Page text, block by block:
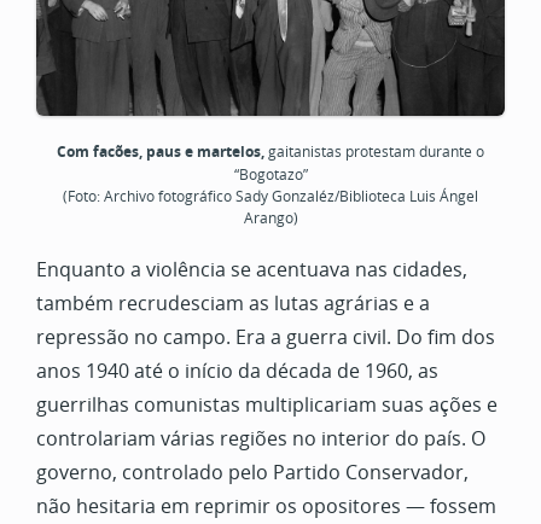
Com facões, paus e martelos,gaitanistas protestam durante o
“Bogotazo”
(Foto: Archivo fotográfico Sady Gonzaléz/Biblioteca Luis Ángel
Arango)
Enquanto a violência se acentuava nas cidades,
também recrudesciam as lutas agrárias e a
repressão no campo. Era a guerra civil. Do fim dos
anos 1940 até o início da década de 1960, as
guerrilhas comunistas multiplicariam suas ações e
controlariam várias regiões no interior do país. O
governo, controlado pelo Partido Conservador,
não hesitaria em reprimir os opositores — fossem